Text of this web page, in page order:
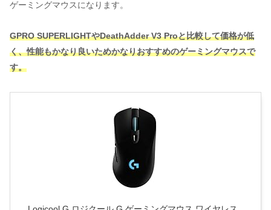
ゲーミングマウスになります。
GPRO SUPERLIGHTやDeathAdder V3 Proと比較して価格が低
く、性能もかなり良いためかなりおすすめのゲーミングマウスで
す。